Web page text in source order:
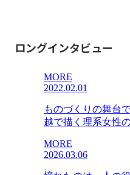
ロングインタビュー